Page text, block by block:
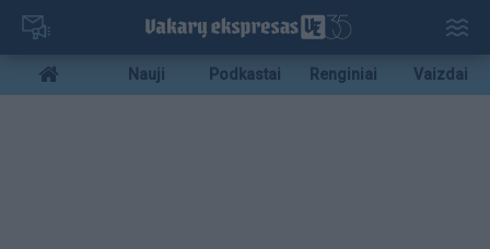
Pereiti
pagrindinį
turinį
Mobile
menu
Nauji Podkastai Renginiai Vaizdai